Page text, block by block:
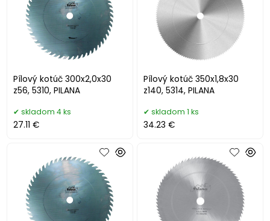
Pílový kotúč 300x2,0x30
z56, 5310, PILANA
skladom 4 ks
27.11 €
Pílový kotúč 350x1,8x30
z140, 5314, PILANA
skladom 1 ks
34.23 €